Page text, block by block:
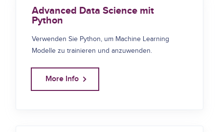
Advanced Data Science mit
Python
Verwenden Sie Python, um Machine Learning
Modelle zu trainieren und anzuwenden.
More Info